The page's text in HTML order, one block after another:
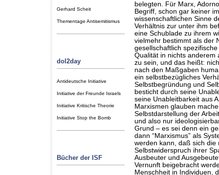
Gerhard Scheit
Thementage Antisemitismus
dol2day
Antideutsche Initiative
Initiative der Freunde Israels
Initiative Kritische Theorie
Initiative Stop the Bomb
Bücher der ISF
belegten. Für Marx,
Begriff, schon gar keiner
wissenschaftlichen Sinne
Verhältnis zur unter ihm
eine Schublade zu ihrem
vielmehr bestimmt als der
gesellschaftlich
Qualität in nichts anderem
zu sein, und das heißt:
nach den Maßgaben
ein selbstbezügliches
Selbstbegründung und
besticht durch seine
seine Unableitbarkeit aus
Marxismen glauben
Selbstdarstellung der
und also nur
Grund – es sei denn ein
dann “Marxismus” als
werden kann, daß sich die
Selbstwiderspruch ihrer
Ausbeuter und
Vernunft beigebracht
Menschheit in Individuen,